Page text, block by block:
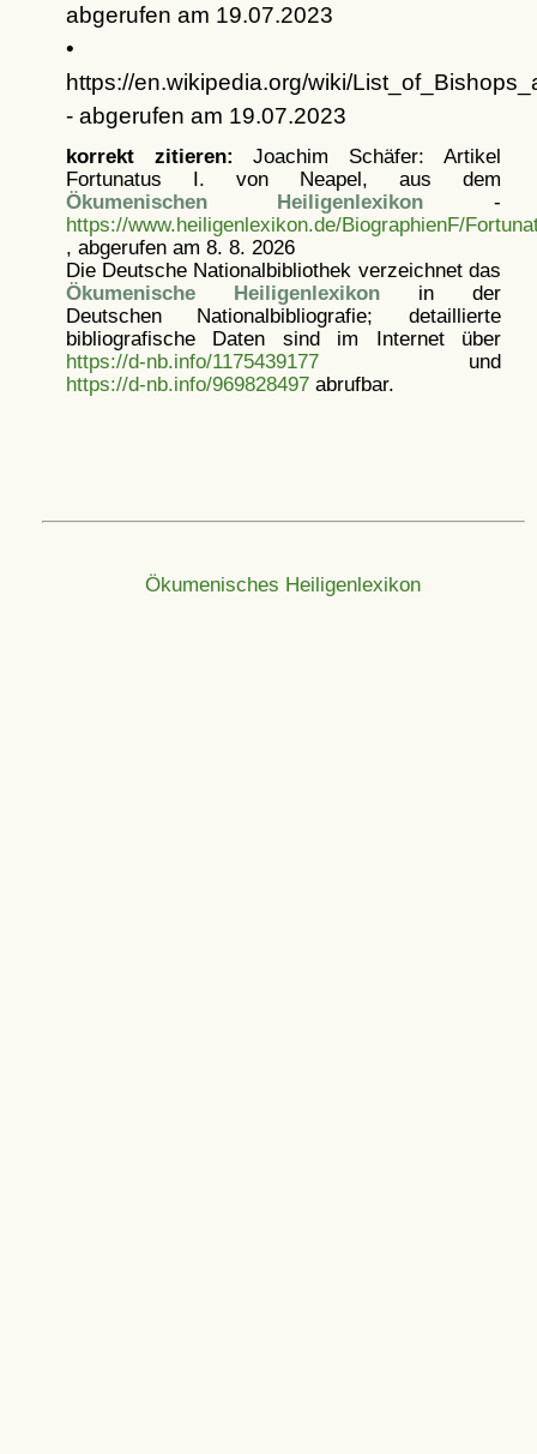
abgerufen am 19.07.2023
•
https://en.wikipedia.org/wiki/
- abgerufen am 19.07.2023
korrekt zitieren: Joachim Schäfer: Artikel
Fortunatus I. von Neapel, aus dem
Ökumenischen Heiligenlexikon -
https://www.heiligenlexikon.de/BiographienF/
, abgerufen am 8. 8. 2026
Die Deutsche Nationalbibliothek verzeichnet das
Ökumenische Heiligenlexikonin der
Deutschen Nationalbibliografie; detaillierte
bibliografische Daten sind im Internet über
https://d-nb.info/1175439177und
https://d-nb.info/969828497abrufbar.
Ökumenisches Heiligenlexikon